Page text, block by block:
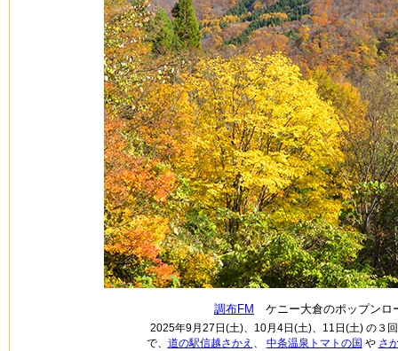
調布FM ケニー大倉のポップンロ
2025年9月27日(土)、10月4日(土)、11日(土) の３
で、 道の駅信越さかえ 、 中条温泉トマトの国 や さ